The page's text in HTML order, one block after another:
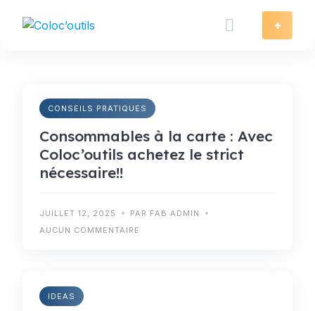
+
CONSEILS PRATIQUES
Consommables à la carte : Avec
Coloc’outils achetez le strict
nécessaire!!
JUILLET 12, 2025
PAR FAB ADMIN
AUCUN COMMENTAIRE
IDEAS